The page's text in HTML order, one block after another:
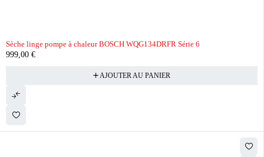
Sèche linge pompe à chaleur BOSCH WQG134DRFR Série 6
999,00 €
AJOUTER AU PANIER